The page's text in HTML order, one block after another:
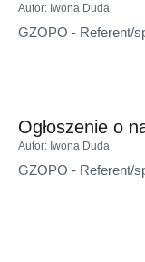
Autor: Iwona Duda
GZOPO - Referent/
Ogłoszenie o
Autor: Iwona Duda
GZOPO - Referent/